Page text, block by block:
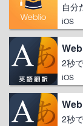
自分
iOS
2秒
iOS
2秒